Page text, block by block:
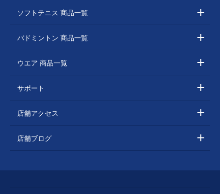
ソフトテニス 商品一覧
バドミントン 商品一覧
ウエア 商品一覧
サポート
店舗アクセス
店舗ブログ